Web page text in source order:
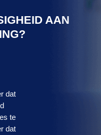
AAN
dat
te
dat